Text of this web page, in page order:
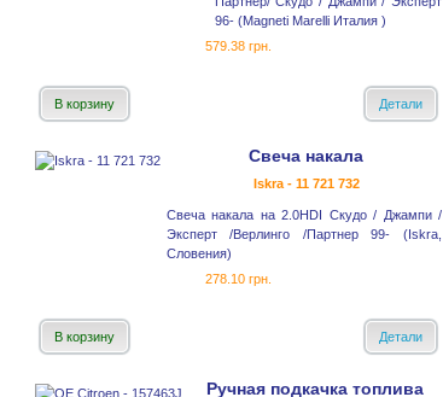
96- (Magneti Marelli Италия )
579.38 грн.
В корзину Детали
Свеча накала
Iskra - 11 721 732
Свеча накала на 2.0HDI Скудо / Джампи /
Эксперт /Верлинго /Партнер 99- (Iskra,
Словения)
278.10 грн.
В корзину Детали
Ручная подкачка топлива